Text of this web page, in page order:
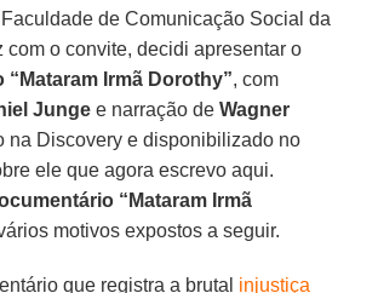
de Comunicação Social da
com o convite, decidi apresentar o
“Mataram Irmã Dorothy”, com
Junge e narração deWagner
na Discovery e disponibilizado no
ele que agora escrevo aqui.
“Mataram Irmã
motivos expostos a seguir.
que registra a brutal injustiça